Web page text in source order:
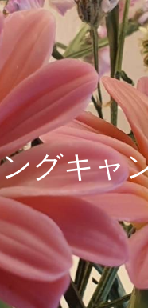
グキャ